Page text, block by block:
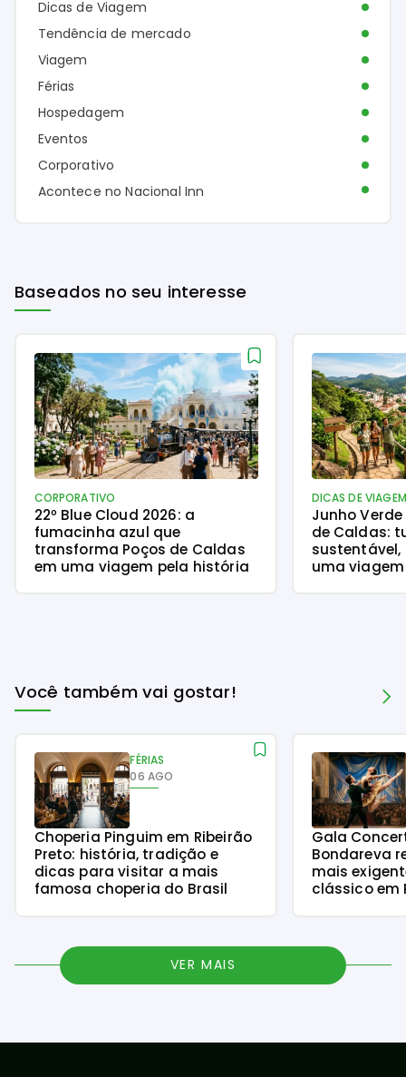
Dicas de Viagem
Tendência de mercado
Viagem
Férias
Hospedagem
Eventos
Corporativo
Acontece no Nacional Inn
Baseados no seu interesse
CORPORATIVO
22º Blue Cloud 2026: a
fumacinha azul que
transforma Poços de Caldas
em uma viagem pela história
DICAS DE VIAGEM
Junho
de Caldas:
uma
Você também vai gostar!
FÉRIAS
06 AGO
Choperia Pinguim em Ribeirão
Preto: história, tradição e
dicas para visitar a mais
famosa choperia do Brasil
Gala
Bondareva
mais
clássico em
VER MAIS